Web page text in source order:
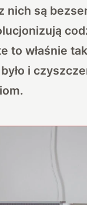
nich są
to właśnie
i